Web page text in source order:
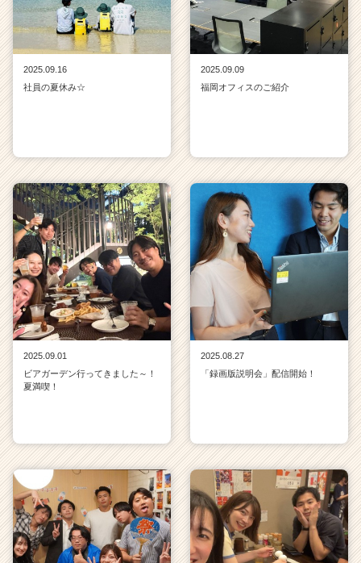
2025.09.16
社員の夏休み☆
2025.09.09
福岡オフィスのご紹介
2025.09.01
ビアガーデン行ってきました～！
夏満喫！
2025.08.27
「録画版説明会」配信開始！